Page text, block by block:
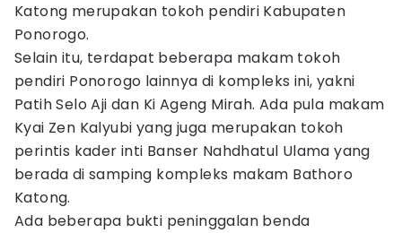
Katong merupakan tokoh pendiri Kabupaten
Ponorogo.
Selain itu, terdapat beberapa makam tokoh
pendiri Ponorogo lainnya di kompleks ini, yakni
Patih Selo Aji dan Ki Ageng Mirah. Ada pula makam
Kyai Zen Kalyubi yang juga merupakan tokoh
perintis kader inti Banser Nahdhatul Ulama yang
berada di samping kompleks makam Bathoro
Katong.
Ada beberapa bukti peninggalan benda